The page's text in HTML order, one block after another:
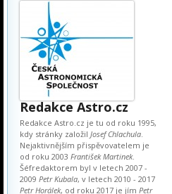
Redakce Astro.cz
Redakce Astro.cz je tu od roku 1995,
kdy stránky založil Josef Chlachula.
Nejaktivnějším přispěvovatelem je
od roku 2003 František Martinek.
Šéfredaktorem byl v letech 2007 -
2009 Petr Kubala, v letech 2010 - 2017
Petr Horálek, od roku 2017 je jím Petr